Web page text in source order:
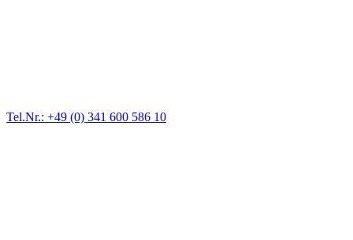
Tel.Nr.: +49 (0) 341 600 586 10